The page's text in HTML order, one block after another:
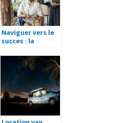
Naviguer vers le
succes : la
de votre
entreprise grace
a une agence SEA
a Nantes